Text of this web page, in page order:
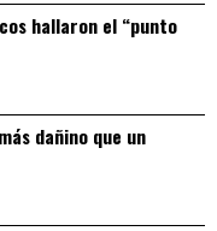
hallaron el “punto
dañino que un